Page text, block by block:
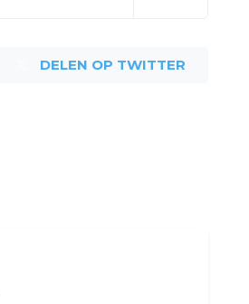
DELEN OP TWITTER